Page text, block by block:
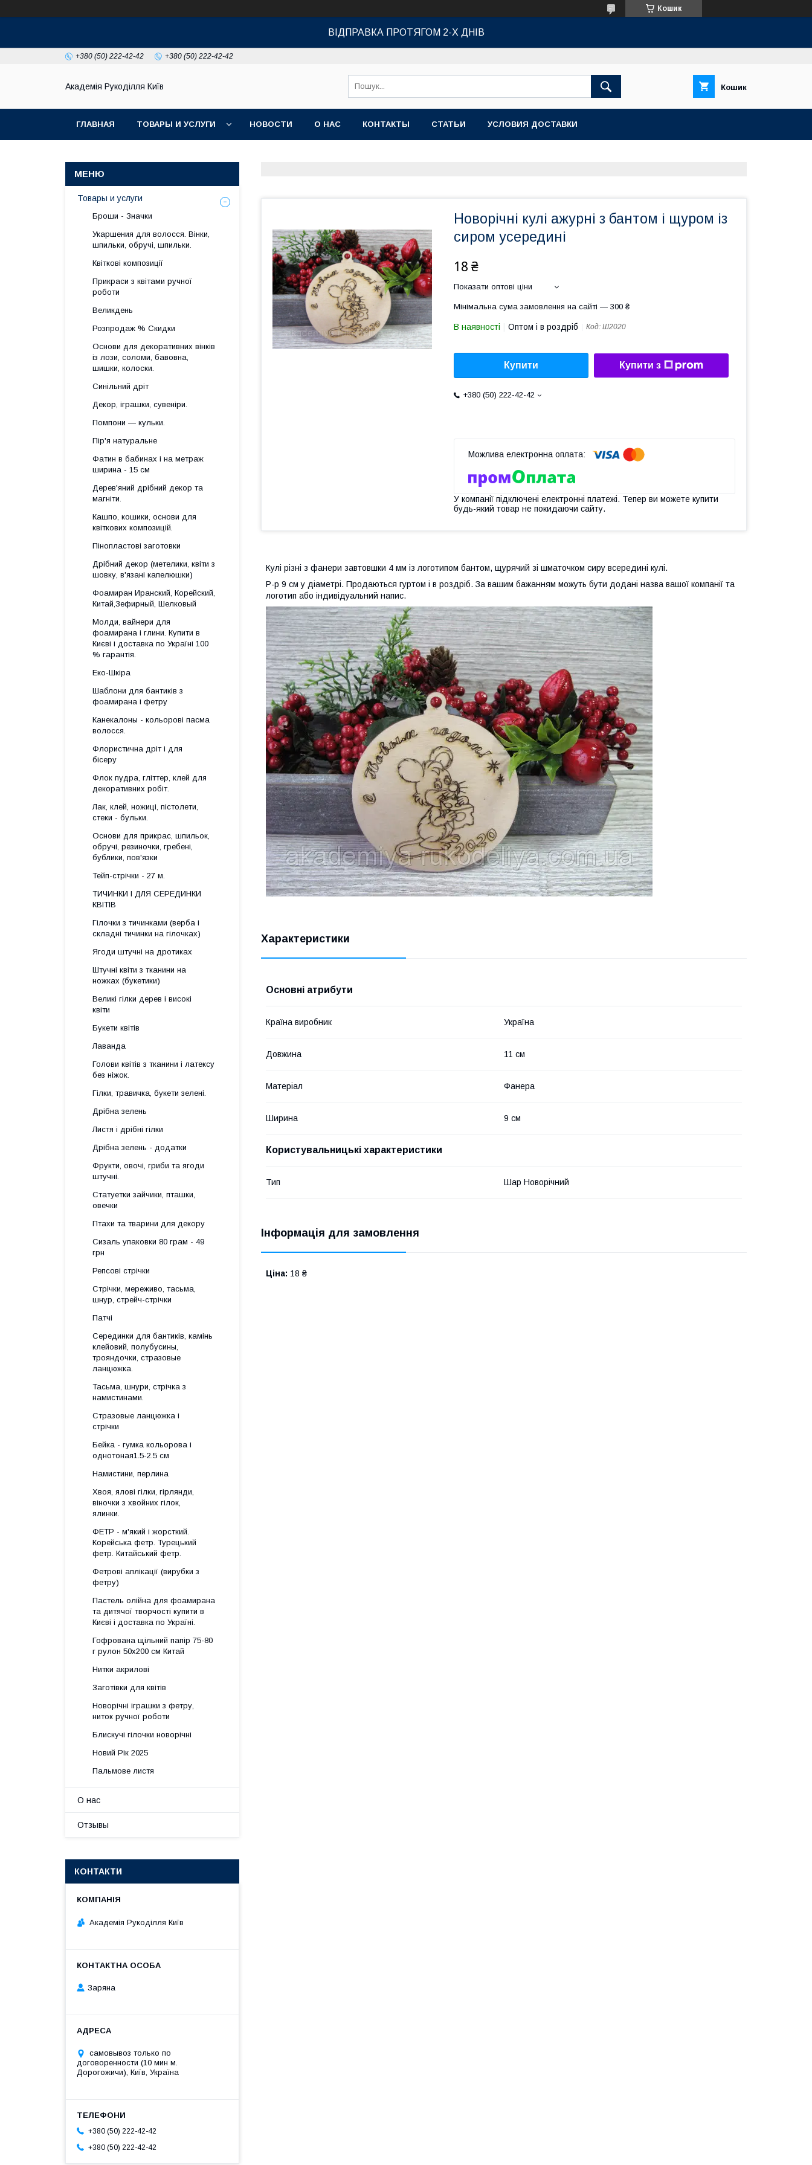
Кошик
ВІДПРАВКА ПРОТЯГОМ 2-Х ДНІВ
+380 (50) 222-42-42 +380 (50) 222-42-42
Академія Рукоділля Київ Кошик
ГЛАВНАЯ ТОВАРЫ И УСЛУГИ НОВОСТИ О НАС КОНТАКТЫ СТАТЬИ УСЛОВИЯ ДОСТАВКИ
Новорічні кулі ажурні з бантом і щуром із
сиром усередині
18 ₴
Показати оптові ціни
Мінімальна сума замовлення на сайті — 300 ₴
В наявності Оптом і в роздріб Код: Ш2020
Купити Купити з
+380 (50) 222-42-42
У компанії підключені електронні платежі. Тепер ви можете купити
будь-який товар не покидаючи сайту.
Кулі різні з фанери завтовшки 4 мм із логотипом бантом, щурячий зі шматочком сиру всередині кулі.
Р-р 9 см у діаметрі. Продаються гуртом і в роздріб. За вашим бажанням можуть бути додані назва вашої компанії та
логотип або індивідуальний напис.
Характеристики
Основні атрибути
Країна виробник Україна
Довжина 11 см
Матеріал Фанера
Ширина 9 см
Користувальницькі характеристики
Тип Шар Новорічний
Інформація для замовлення
Ціна: 18 ₴
Товары и услуги
Броши - Значки
Укаршения для волосся. Вінки,
шпильки, обручі, шпильки.
Квіткові композиції
Прикраси з квітами ручної
роботи
Великдень
Розпродаж % Скидки
Основи для декоративних вінків
із лози, соломи, бавовна,
шишки, колоски.
Синільний дріт
Декор, іграшки, сувеніри.
Помпони — кульки.
Пір'я натуральне
Фатин в бабинах і на метраж
ширина - 15 см
Дерев'яний дрібний декор та
магніти.
Кашпо, кошики, основи для
квіткових композицій.
Пінопластові заготовки
Дрібний декор (метелики, квіти з
шовку, в'язані капелюшки)
Фоамиран Иранский, Корейский,
Китай,Зефирный, Шелковый
Молди, вайнери для
фоамирана і глини. Купити в
Києві і доставка по Україні 100
% гарантія.
Еко-Шкіра
Шаблони для бантиків з
фоамирана і фетру
Канекалоны - кольорові пасма
волосся.
Флористична дріт і для
бісеру
Флок пудра, гліттер, клей для
декоративних робіт.
Лак, клей, ножиці, пістолети,
стеки - бульки.
Основи для прикрас, шпильок,
обручі, резиночки, гребені,
бублики, пов'язки
Тейп-стрічки - 27 м.
ТИЧИНКИ І ДЛЯ СЕРЕДИНКИ
КВІТІВ
Гілочки з тичинками (верба і
складні тичинки на гілочках)
Ягоди штучні на дротиках
Штучні квіти з тканини на
ножках (букетики)
Великі гілки дерев і високі
квіти
Букети квітів
Лаванда
Голови квітів з тканини і латексу
без ніжок.
Гілки, травичка, букети зелені.
Дрібна зелень
Листя і дрібні гілки
Дрібна зелень - додатки
Фрукти, овочі, гриби та ягоди
штучні.
Статуетки зайчики, пташки,
овечки
Птахи та тварини для декору
Сизаль упаковки 80 грам - 49
грн
Репсові стрічки
Стрічки, мереживо, тасьма,
шнур, стрейч-стрічки
Патчі
Серединки для бантиків, камінь
клейовий, полубусины,
трояндочки, стразовые
ланцюжка.
Тасьма, шнури, стрічка з
намистинами.
Стразовые ланцюжка і
стрічки
Бейка - гумка кольорова і
однотоная1.5-2.5 см
Намистини, перлина
Хвоя, ялові гілки, гірлянди,
віночки з хвойних гілок,
ялинки.
ФЕТР - м'який і жорсткий.
Корейська фетр. Турецький
фетр. Китайський фетр.
Фетрові аплікації (вирубки з
фетру)
Пастель олійна для фоамирана
та дитячої творчості купити в
Києві і доставка по Україні.
Гофрована щільний папір 75-80
г рулон 50х200 см Китай
Нитки акрилові
Заготівки для квітів
Новорічні іграшки з фетру,
ниток ручної роботи
Блискучі гілочки новорічні
Новий Рік 2025
Пальмове листя
О нас
Отзывы
КОНТАКТИ
Академія Рукоділля Київ
Заряна
самовывоз только по
договоренности (10 мин м.
Дорогожичи), Київ, Україна
+380 (50) 222-42-42
+380 (50) 222-42-42